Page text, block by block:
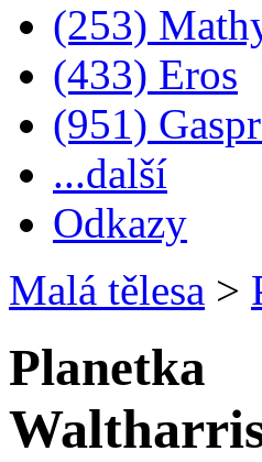
(253)
(433) Eros
(951)
...další
Odkazy
Malá tělesa >
Planetka